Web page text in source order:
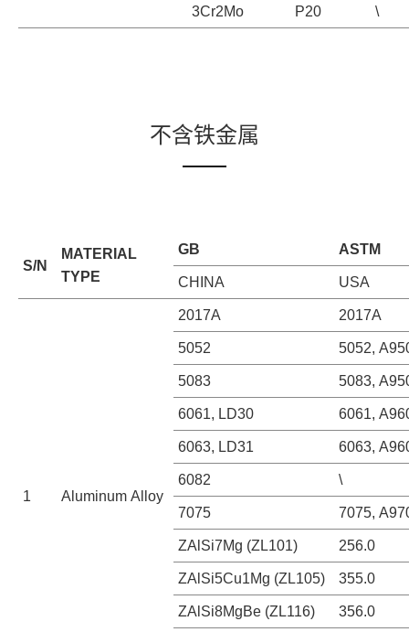
3Cr2Mo P20 \
不含铁金属
S/N
MATERIAL
TYPE
GB ASTM
CHINA USA
1 Aluminum Alloy
2017A 2017A
5052 5052,
5083 5083,
6061, LD30 6061,
6063, LD31 6063,
6082 \
7075 7075,
ZAlSi7Mg (ZL101) 256.0
ZAlSi5Cu1Mg (ZL105) 355.0
ZAlSi8MgBe (ZL116) 356.0